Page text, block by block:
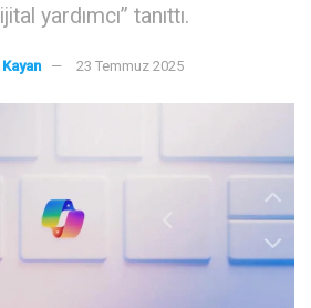
yardımcı” tanıttı.
23 Temmuz 2025